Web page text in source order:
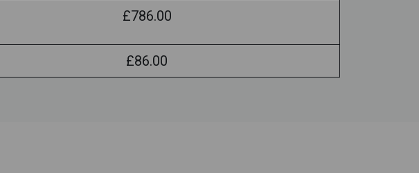
£786.00
£86.00